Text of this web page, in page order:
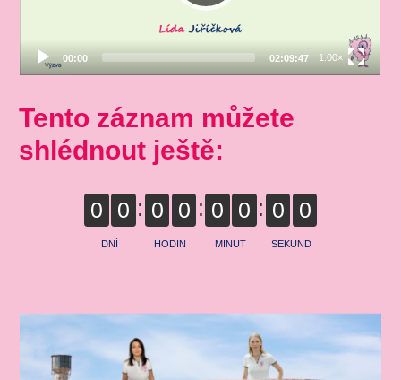
Tento záznam můžete
shlédnout ještě:
0 0
DNÍ
0 0
HODIN
0 0
MINUT
0 0
SEKUND